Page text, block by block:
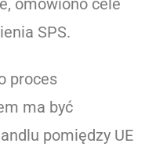
omówiono cele
SPS.
proces
ma być
pomiędzy UE